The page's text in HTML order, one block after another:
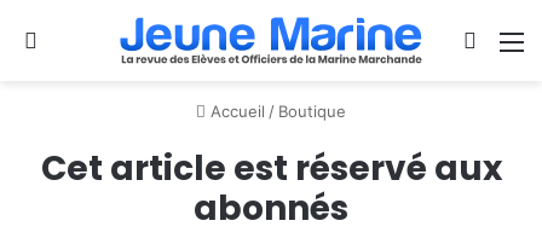
Se connecter
Accueil / Boutique
Cet article est réservé aux
abonnés